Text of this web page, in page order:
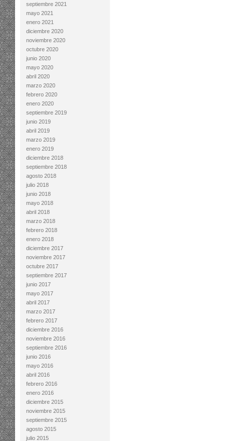
septiembre 2021
mayo 2021
enero 2021
diciembre 2020
noviembre 2020
octubre 2020
junio 2020
mayo 2020
abril 2020
marzo 2020
febrero 2020
enero 2020
septiembre 2019
junio 2019
abril 2019
marzo 2019
enero 2019
diciembre 2018
septiembre 2018
agosto 2018
julio 2018
junio 2018
mayo 2018
abril 2018
marzo 2018
febrero 2018
enero 2018
diciembre 2017
noviembre 2017
octubre 2017
septiembre 2017
junio 2017
mayo 2017
abril 2017
marzo 2017
febrero 2017
diciembre 2016
noviembre 2016
septiembre 2016
junio 2016
mayo 2016
abril 2016
febrero 2016
enero 2016
diciembre 2015
noviembre 2015
septiembre 2015
agosto 2015
julio 2015